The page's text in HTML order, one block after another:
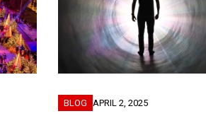
BLOG APRIL 2, 2025